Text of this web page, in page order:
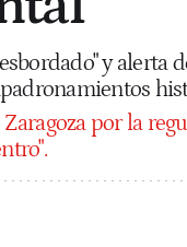
y alerta
por la